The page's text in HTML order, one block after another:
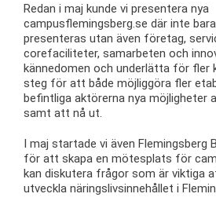
Redan i maj kunde vi presentera nya
campusflemingsberg.se där inte
presenteras utan även företag,
corefaciliteter, samarbeten och
kännedomen och underlätta för fler
steg för att både möjliggöra fler
befintliga aktörerna nya möjligheter
samt att nå ut.
I maj startade vi även Flemingsberg
för att skapa en mötesplats för
kan diskutera frågor som är viktiga
utveckla näringslivsinnehållet i